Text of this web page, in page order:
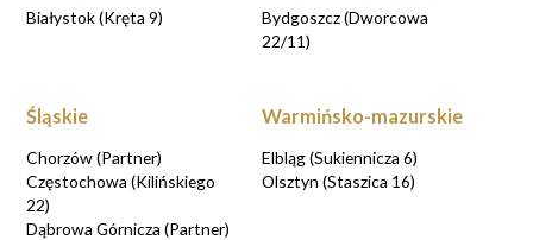
Białystok (Kręta 9)
Bydgoszcz (Dworcowa
22/11)
Śląskie
Chorzów (Partner)
Częstochowa (Kilińskiego
22)
Dąbrowa Górnicza (Partner)
Warmińsko-mazurskie
Elbląg (Sukiennicza 6)
Olsztyn (Staszica 16)